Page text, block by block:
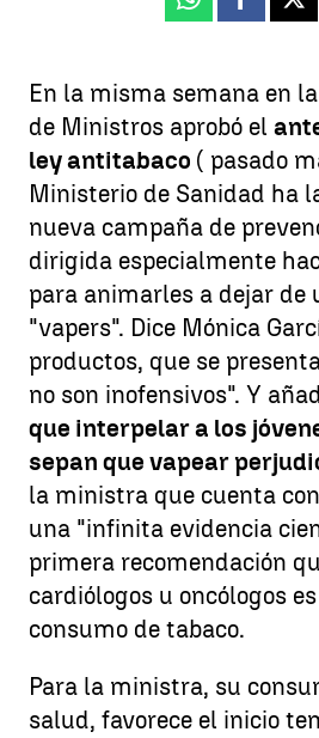
Whatsapp X
En la misma semana en
de Ministros aprobó el
ley antitabaco ( pasado
Ministerio de Sanidad ha
nueva campaña de
dirigida especialmente
para animarles a dejar de
"vapers". Dice Mónica
productos, que se
no son inofensivos". Y
que interpelar a los
sepan que vapear
la ministra que cuenta
una "infinita evidencia
primera recomendación
cardiólogos u oncólogos
consumo de tabaco.
Para la ministra, su
salud, favorece el inicio